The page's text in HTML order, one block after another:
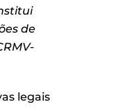
de
legais